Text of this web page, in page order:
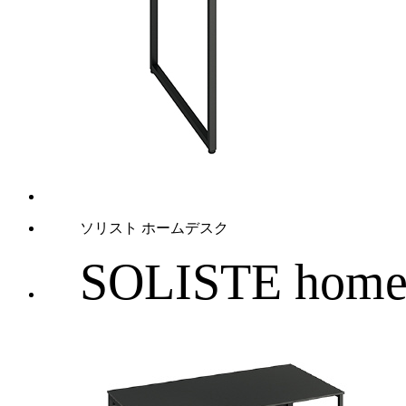
ソリスト ホームデスク
SOLISTE